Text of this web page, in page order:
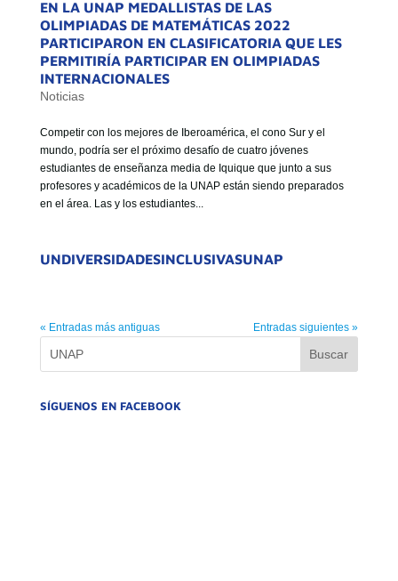
EN LA UNAP MEDALLISTAS DE LAS
OLIMPIADAS DE MATEMÁTICAS 2022
PARTICIPARON EN CLASIFICATORIA QUE LES
PERMITIRÍA PARTICIPAR EN OLIMPIADAS
INTERNACIONALES
Noticias
Competir con los mejores de Iberoamérica, el cono Sur y el
mundo, podría ser el próximo desafío de cuatro jóvenes
estudiantes de enseñanza media de Iquique que junto a sus
profesores y académicos de la UNAP están siendo preparados
en el área. Las y los estudiantes...
UNDIVERSIDADESINCLUSIVASUNAP
« Entradas más antiguas Entradas siguientes »
SÍGUENOS EN FACEBOOK